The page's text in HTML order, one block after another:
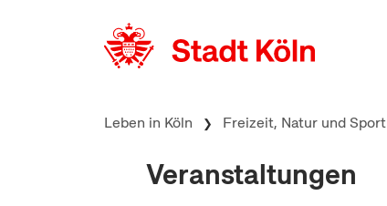
Leben in Köln Freizeit, Natur und Sport
Veranstaltungen